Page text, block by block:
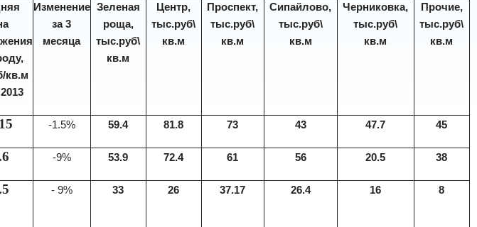
кв.м
Изменение
за 3
месяца
Зеленая
роща,
тыс.руб\
кв.м
Центр,
тыс.руб\
кв.м
Проспект,
тыс.руб\
кв.м
Сипайлово,
тыс.руб\
кв.м
Черниковка,
тыс.руб\
кв.м
Прочие,
тыс.руб\
кв.м
-1.5% 59.4 81.8 73 43 47.7 45
-9% 53.9 72.4 61 56 20.5 38
- 9% 33 26 37.17 26.4 16 8